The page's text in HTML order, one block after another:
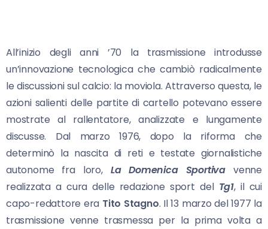
All’inizio degli anni ’70 la trasmissione introdusse
un’innovazione tecnologica che cambiò radicalmente
le discussioni sul calcio: la moviola. Attraverso questa, le
azioni salienti delle partite di cartello potevano essere
mostrate al rallentatore, analizzate e lungamente
discusse. Dal marzo 1976, dopo la riforma che
determinò la nascita di reti e testate giornalistiche
autonome fra loro, La Domenica Sportiva venne
realizzata a cura delle redazione sport del Tg1, il cui
capo-redattore era Tito Stagno. Il 13 marzo del 1977 la
trasmissione venne trasmessa per la prima volta a